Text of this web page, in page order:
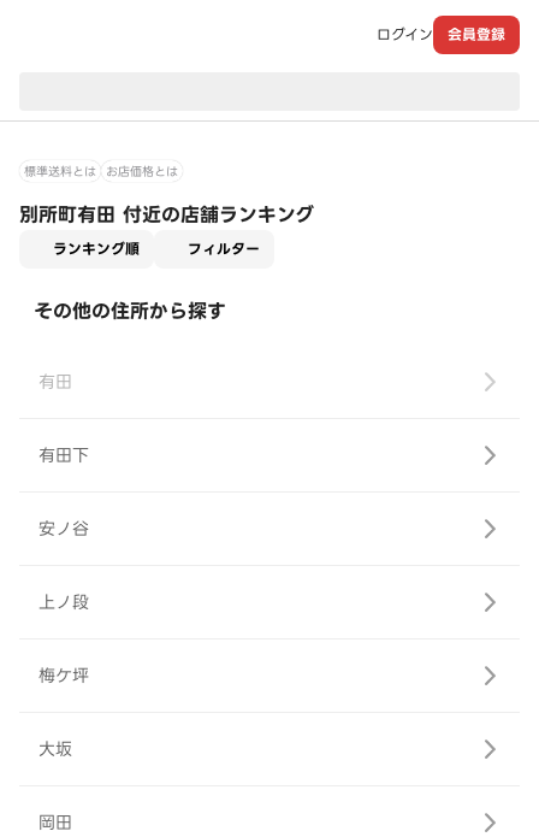
ログイン 会員登録
標準送料とは お店価格とは
別所町有田 付近の店舗ランキング
ランキング順 フィルター
その他の住所から探す
有田
有田下
安ノ谷
上ノ段
梅ケ坪
大坂
岡田